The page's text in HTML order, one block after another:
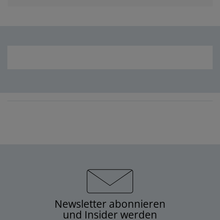
Newsletter abonnieren
und Insider werden